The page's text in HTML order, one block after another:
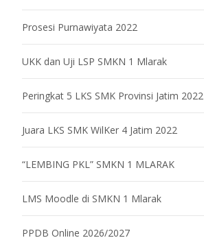
Prosesi Purnawiyata 2022
UKK dan Uji LSP SMKN 1 Mlarak
Peringkat 5 LKS SMK Provinsi Jatim 2022
Juara LKS SMK WilKer 4 Jatim 2022
“LEMBING PKL” SMKN 1 MLARAK
LMS Moodle di SMKN 1 Mlarak
PPDB Online 2026/2027